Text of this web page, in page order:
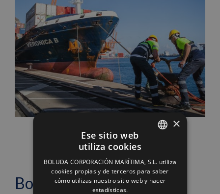
Bodegas Fos
ENGLISH
FRENCH
×
Ese sitio web
utiliza cookies
BOLUDA CORPORACIÓN MARÍTIMA, S.L. utiliza
cookies propias y de terceros para saber
cómo utilizas nuestro sitio web y hacer
estadísticas.